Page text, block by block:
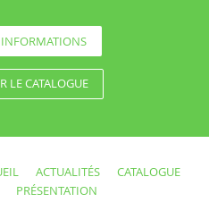
LE CATALOGUE
ACTUALITÉS
CATALOGUE
PRÉSENTATION